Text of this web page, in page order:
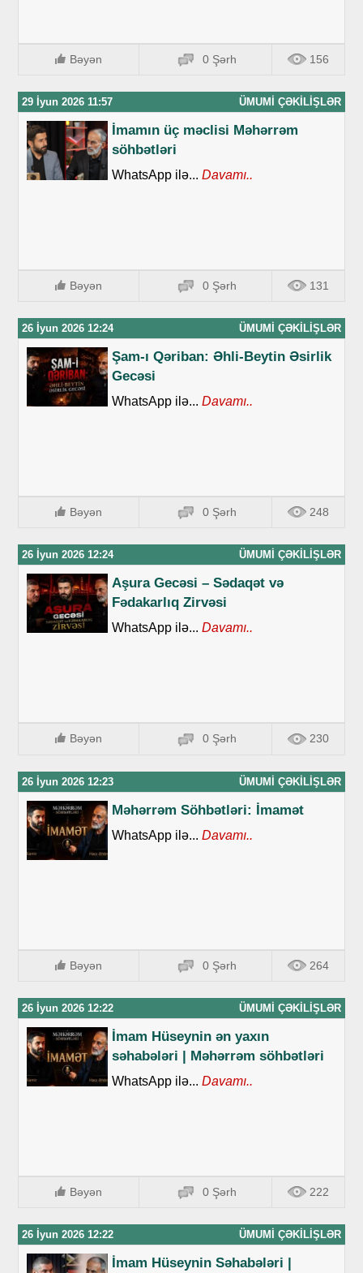
Bəyən 0 Şərh 156
29 İyun 2026 11:57 ÜMUMI ÇƏKILIŞLƏR
İmamın üç məclisi Məhərrəm
söhbətləri
WhatsApp ilə... Davamı..
Bəyən 0 Şərh 131
26 İyun 2026 12:24 ÜMUMI ÇƏKILIŞLƏR
Şam-ı Qəriban: Əhli-Beytin Əsirlik
Gecəsi
WhatsApp ilə... Davamı..
Bəyən 0 Şərh 248
26 İyun 2026 12:24 ÜMUMI ÇƏKILIŞLƏR
Aşura Gecəsi – Sədaqət və
Fədakarlıq Zirvəsi
WhatsApp ilə... Davamı..
Bəyən 0 Şərh 230
26 İyun 2026 12:23 ÜMUMI ÇƏKILIŞLƏR
Məhərrəm Söhbətləri: İmamət
WhatsApp ilə... Davamı..
Bəyən 0 Şərh 264
26 İyun 2026 12:22 ÜMUMI ÇƏKILIŞLƏR
İmam Hüseynin ən yaxın
səhabələri | Məhərrəm söhbətləri
WhatsApp ilə... Davamı..
Bəyən 0 Şərh 222
26 İyun 2026 12:22 ÜMUMI ÇƏKILIŞLƏR
İmam Hüseynin Səhabələri |